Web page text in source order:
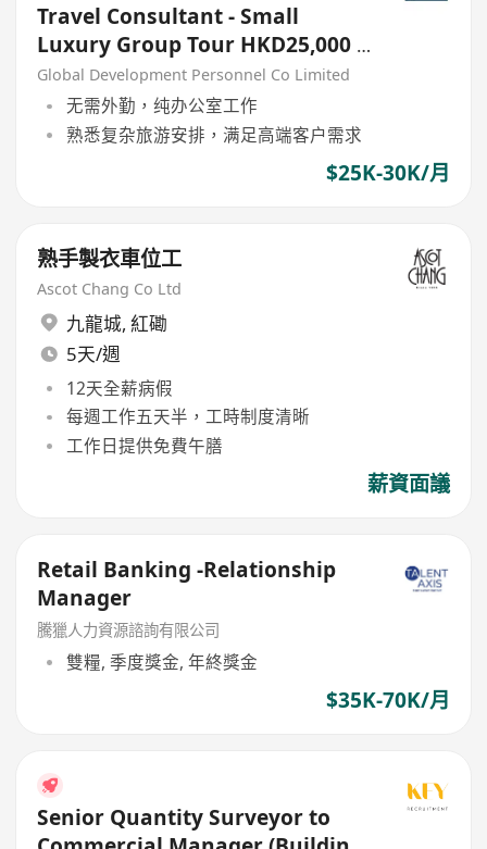
Travel Consultant - Small
Luxury Group Tour HKD25,000 -
30,000
Global Development Personnel Co Limited
无需外勤，纯办公室工作
熟悉复杂旅游安排，满足高端客户需求
$25K-30K/月
熟手製衣車位工
Ascot Chang Co Ltd
九龍城, 紅磡
5天/週
12天全薪病假
每週工作五天半，工時制度清晰
工作日提供免費午膳
薪資面議
Retail Banking -Relationship
Manager
騰獵人力資源諮詢有限公司
雙糧, 季度獎金, 年終獎金
$35K-70K/月
Senior Quantity Surveyor to